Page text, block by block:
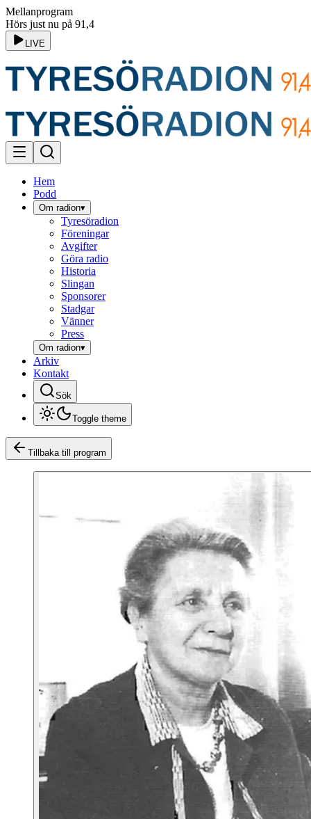
Mellanprogram
Hörs just nu på 91,4
LIVE
Hem
Podd
Om radion▾
Tyresöradion
Föreningar
Avgifter
Göra radio
Historia
Slingan
Sponsorer
Stadgar
Vänner
Press
Om radion▾
Arkiv
Kontakt
Sök
Toggle theme
Tillbaka till program